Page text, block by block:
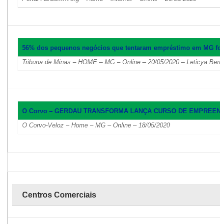
56% dos pequenos negócios que tentaram empréstimo em MG
Tribuna de Minas – HOME – MG – Online – 20/05/2020 – Leticya
O Corvo – GERDAU TRANSFORMA LANÇA CURSO DE
O Corvo-Veloz – Home – MG – Online – 18/05/2020
Centros Comerciais